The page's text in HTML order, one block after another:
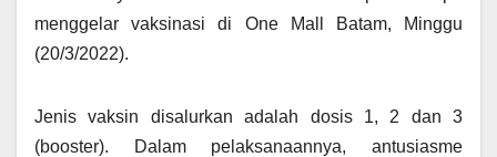
menggelar vaksinasi di One Mall Batam, Minggu
(20/3/2022).
Jenis vaksin disalurkan adalah dosis 1, 2 dan 3
(booster). Dalam pelaksanaannya, antusiasme